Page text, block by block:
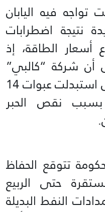
فيه اليابان
نتيجة اضطرابات
أسعار الطاقة، إذ
أن شركة “كالبي”
المنتجة لرقائق البطاطس استبدلت عبوات 14
بسبب نقص الحبر
تتوقع الحفاظ
حتى الربيع
النفط البديلة